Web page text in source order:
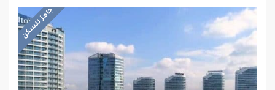
جاهز للسكن